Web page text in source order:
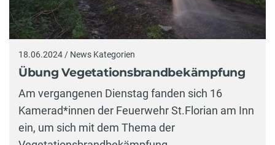
18.06.2024 / News Kategorien
Übung Vegetationsbrandbekämpfung
Am vergangenen Dienstag fanden sich 16
Kamerad*innen der Feuerwehr St.Florian am Inn
ein, um sich mit dem Thema der